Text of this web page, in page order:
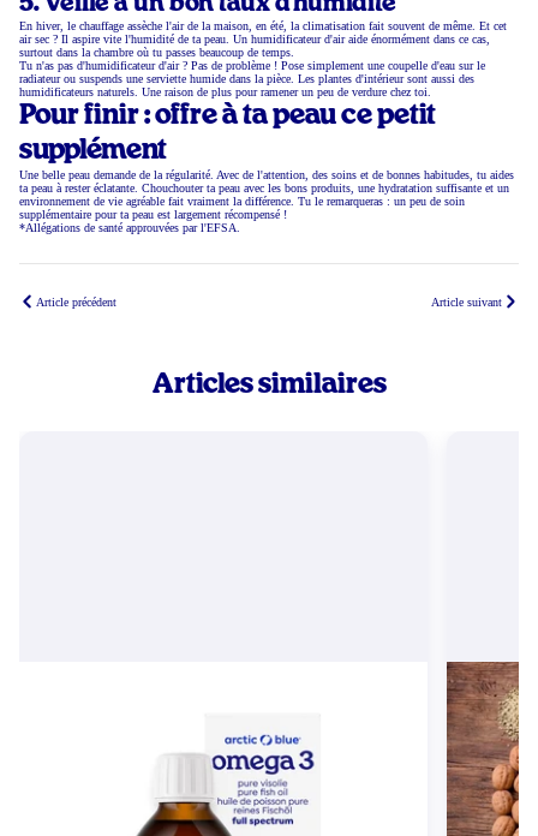
En hiver, le chauffage assèche l'air de la maison, en été, la climatisation fait souvent de même. Et cet
air sec ? Il aspire vite l'humidité de ta peau. Un humidificateur d'air aide énormément dans ce cas,
surtout dans la chambre où tu passes beaucoup de temps.
Tu n'as pas d'humidificateur d'air ? Pas de problème ! Pose simplement une coupelle d'eau sur le
radiateur ou suspends une serviette humide dans la pièce. Les plantes d'intérieur sont aussi des
humidificateurs naturels. Une raison de plus pour ramener un peu de verdure chez toi.
Pour finir : offre à ta peau ce petit
supplément
Une belle peau demande de la régularité. Avec de l'attention, des soins et de bonnes habitudes, tu aides
ta peau à rester éclatante. Chouchouter ta peau avec les bons produits, une hydratation suffisante et un
environnement de vie agréable fait vraiment la différence. Tu le remarqueras : un peu de soin
supplémentaire pour ta peau est largement récompensé !
*Allégations de santé approuvées par l'EFSA.
Article précédent Article suivant
Articles similaires